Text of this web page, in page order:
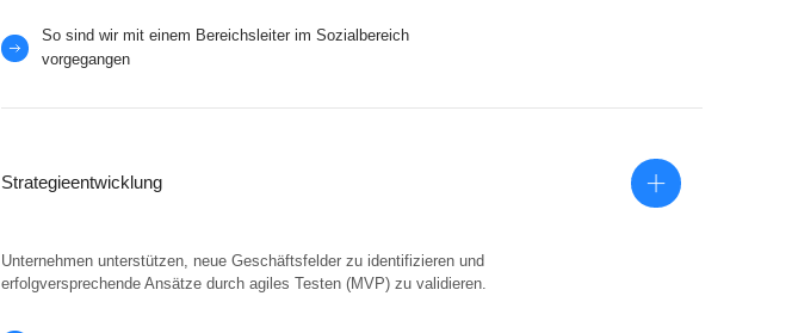
So sind wir mit einem Bereichsleiter im Sozialbereich
vorgegangen
Strategieentwicklung
Unternehmen unterstützen, neue Geschäftsfelder zu identifizieren und
erfolgversprechende Ansätze durch agiles Testen (MVP) zu validieren.